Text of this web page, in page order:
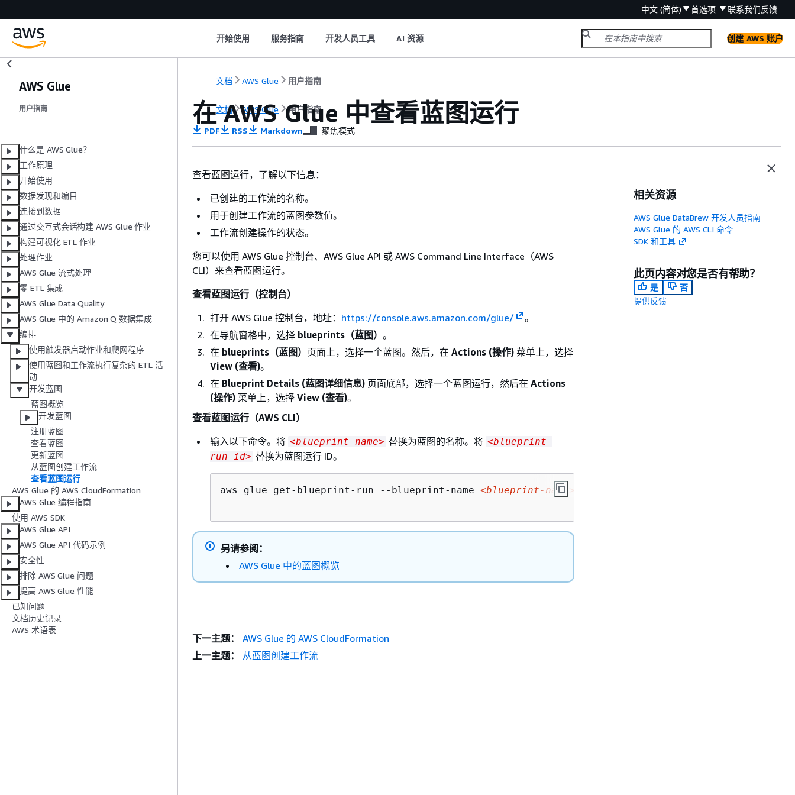
中文 (简体) 首选项 联系我们反馈
开始使用 服务指南 开发人员工具 AI 资源 创建 AWS 账户
AWS Glue
用户指南
什么是 AWS Glue？
工作原理
开始使用
数据发现和编目
连接到数据
通过交互式会话构建 AWS Glue 作业
构建可视化 ETL 作业
处理作业
AWS Glue 流式处理
零 ETL 集成
AWS Glue Data Quality
AWS Glue 中的 Amazon Q 数据集成
编排
使用触发器启动作业和爬网程序
使用蓝图和工作流执行复杂的 ETL 活
动
开发蓝图
蓝图概览
开发蓝图
注册蓝图
查看蓝图
更新蓝图
从蓝图创建工作流
查看蓝图运行
AWS Glue 的 AWS CloudFormation
AWS Glue 编程指南
使用 AWS SDK
AWS Glue API
AWS Glue API 代码示例
安全性
排除 AWS Glue 问题
提高 AWS Glue 性能
已知问题
文档历史记录
AWS 术语表
文档 AWS Glue 用户指南
文档 AWS Glue 用户指南
在 AWS Glue 中查看蓝图运行
PDF RSS Markdown 聚焦模式
查看蓝图运行，了解以下信息：
已创建的工作流的名称。
用于创建工作流的蓝图参数值。
工作流创建操作的状态。
您可以使用 AWS Glue 控制台、AWS Glue API 或 AWS Command Line Interface（AWS
CLI）来查看蓝图运行。
查看蓝图运行（控制台）
打开 AWS Glue 控制台，地址： https://console.aws.amazon.com/glue/
。
在导航窗格中，选择 blueprints（蓝图） 。
在 blueprints（蓝图） 页面上，选择一个蓝图。然后，在 Actions (操作) 菜单上，选择
View (查看)。
在 Blueprint Details (蓝图详细信息) 页面底部，选择一个蓝图运行，然后在 Actions
(操作) 菜单上，选择 View (查看)。
查看蓝图运行（AWS CLI）
输入以下命令。将 <blueprint-name> 替换为蓝图的名称。将 <blueprint-
run-id> 替换为蓝图运行 ID。
aws glue get-blueprint-run --blueprint-name <blueprint-name>
另请参阅：
AWS Glue 中的蓝图概览
相关资源
AWS Glue DataBrew 开发人员指南
AWS Glue 的 AWS CLI 命令
SDK 和工具
此页内容对您是否有帮助？
是
否
提供反馈
下一主题：
AWS Glue 的 AWS CloudFormation
上一主题：
从蓝图创建工作流